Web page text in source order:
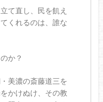
て直し、民を飢え
くれるのは、誰な
か？
美濃の斎藤道三を
かけぬけ、その教